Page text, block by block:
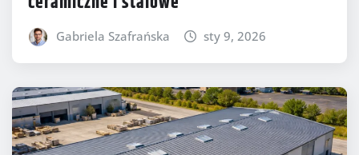
Gabriela Szafrańska sty 9, 2026